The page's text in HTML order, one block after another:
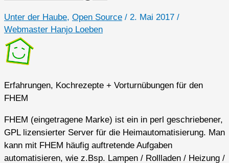
Unter der Haube, Open Source / 2. Mai 2017 /
Webmaster Hanjo Loeben
Erfahrungen, Kochrezepte + Vorturnübungen für den
FHEM
FHEM (eingetragene Marke) ist ein in perl geschriebener,
GPL lizensierter Server für die Heimautomatisierung. Man
kann mit FHEM häufig auftretende Aufgaben
automatisieren, wie z.Bsp. Lampen / Rollladen / Heizung /